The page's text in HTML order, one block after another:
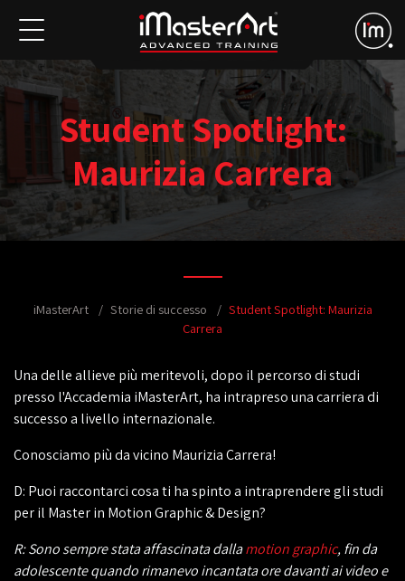
Student Spotlight:
Maurizia Carrera
iMasterArt Storie di successo
Student Spotlight: Maurizia
Carrera
Una delle allieve più meritevoli, dopo il percorso di studi
presso l'Accademia iMasterArt, ha intrapreso una carriera di
successo a livello internazionale.
Conosciamo più da vicino Maurizia Carrera!
D: Puoi raccontarci cosa ti ha spinto a intraprendere gli studi
per il Master in Motion Graphic & Design?
R: Sono sempre stata affascinata dallamotion graphic, fin da
adolescente quando rimanevo incantata ore davanti ai video e